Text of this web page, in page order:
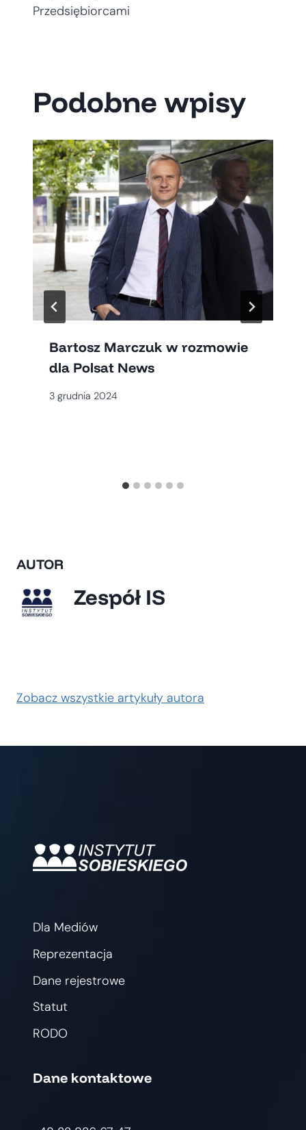
Przedsiębiorcami
Podobne wpisy
Bartosz Marczuk w rozmowie
dla Polsat News
3 grudnia 2024
AUTOR
Zespół IS
Zobacz wszystkie artykuły autora
Dla Mediów
Reprezentacja
Dane rejestrowe
Statut
RODO
Dane kontaktowe